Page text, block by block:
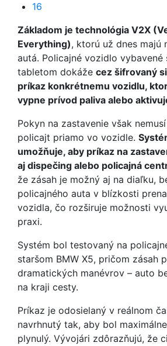
16
Základom je technológia V2X
Everything), ktorú už dnes majú
autá. Policajné vozidlo vybavené
tabletom dokáže cez šifrovaný
príkaz konkrétnemu vozidlu,
vypne prívod paliva alebo
Pokyn na zastavenie však
policajt priamo vo vozidle.
umožňuje, aby príkaz na
aj dispečing alebo policajná
že zásah je možný aj na diaľku,
policajného auta v blízkosti
vozidla, čo rozširuje možnosti
praxi.
Systém bol testovaný na
staršom BMW X5, pričom zásah
dramatických manévrov – auto
na kraji cesty.
Príkaz je odosielaný v reálnom
navrhnutý tak, aby bol
plynulý. Vývojári zdôrazňujú, že